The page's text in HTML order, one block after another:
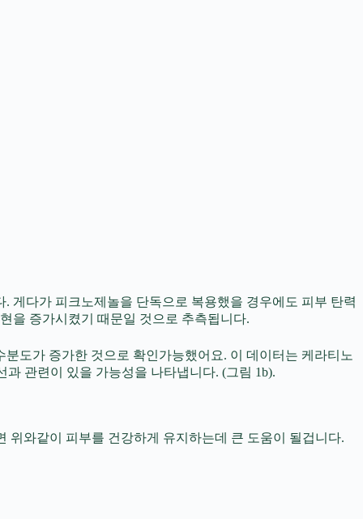
게다가 피크노제놀을 단독으로 복용했을 경우에도 피부 탄력
을 증가시켰기 때문일 것으로 추측됩니다.
도가 증가한 것으로 확인가능했어요. 이 데이터는 케라티노
관련이 있을 가능성을 나타냅니다. (그림 1b).
위와같이 피부를 건강하게 유지하는데 큰 도움이 될겁니다.